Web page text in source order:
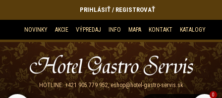
NOVINKY AKCIE VÝPREDAJ INFO MAPA KONTAKT KATALOGY
PRIHLÁSIŤ / REGISTROVAŤ
HOTLINE:+421 905 779 952,eshop@hotel-gastro-servis.sk
0